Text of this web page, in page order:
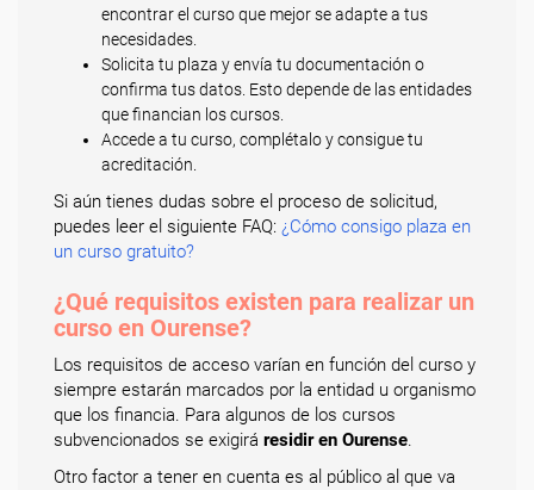
encontrar el curso que mejor se adapte a tus
necesidades.
Solicita tu plaza y envía tu documentación o
confirma tus datos. Esto depende de las entidades
que financian los cursos.
Accede a tu curso, complétalo y consigue tu
acreditación.
Si aún tienes dudas sobre el proceso de solicitud,
puedes leer el siguiente FAQ: ¿Cómo consigo plaza en
un curso gratuito?
¿Qué requisitos existen para realizar un
curso en Ourense?
Los requisitos de acceso varían en función del curso y
siempre estarán marcados por la entidad u organismo
que los financia. Para algunos de los cursos
subvencionados se exigirá residir en Ourense.
Otro factor a tener en cuenta es al público al que va